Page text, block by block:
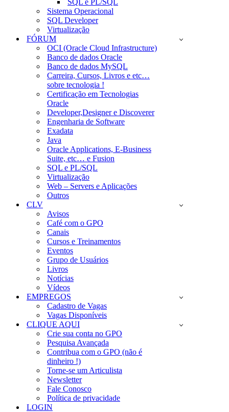
SQL e PL/SQL
Sistema Operacional
SQL Developer
Virtualização
FÓRUM
OCI (Oracle Cloud Infrastructure)
Banco de dados Oracle
Banco de dados MySQL
Carreira, Cursos, Livros e etc…
sobre tecnologia !
Certificação em Tecnologias
Oracle
Developer,Designer e Discoverer
Engenharia de Software
Exadata
Java
Oracle Applications, E-Business
Suite, etc… e Fusion
SQL e PL/SQL
Virtualização
Web – Servers e Aplicações
Outros
CLV
Avisos
Café com o GPO
Canais
Cursos e Treinamentos
Eventos
Grupo de Usuários
Livros
Notícias
Vídeos
EMPREGOS
Cadastro de Vagas
Vagas Disponíveis
CLIQUE AQUI
Crie sua conta no GPO
Pesquisa Avançada
Contribua com o GPO (não é
dinheiro !)
Torne-se um Articulista
Newsletter
Fale Conosco
Política de privacidade
LOGIN